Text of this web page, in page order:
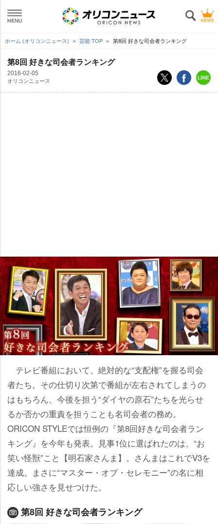
ホーム (オリコンニュース) 芸能 TOP 第8回 好きな司会者ランキング
第8回 好きな司会者ランキング
2016-02-05
オリコンニュース
テレビ番組において、絶対的な“支配権”を握る司会
者たち。その仕切り次第で番組が左右されてしまうの
はもちろん、今後を担う“ダイヤの原石”たちを光らせ
るか否かの重責を担うことも名司会者の務め。
ORICON STYLEでは恒例の『第8回好きな司会者ラン
キング』を今年も発表。見事1位に選ばれたのは、“お
笑い怪獣”こと【明石家さんま】。さんまはこれでV3を
達成。まさに“マスター・オブ・セレモニー”の名に相
応しい強さを見せつけた。
第8回 好きな司会者ランキング